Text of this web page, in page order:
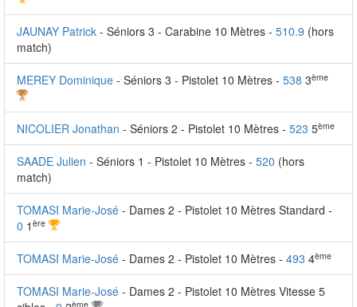
JAUNAY Patrick - Séniors 3 - Carabine 10 Mètres - 510.9 (hors
match)
MEREY Dominique - Séniors 3 - Pistolet 10 Mètres - 538 3ème
NICOLIER Jonathan - Séniors 2 - Pistolet 10 Mètres - 523 5ème
SAADE Julien - Séniors 1 - Pistolet 10 Mètres - 520 (hors
match)
TOMASI Marie-José - Dames 2 - Pistolet 10 Mètres Standard -
0 1 ère
TOMASI Marie-José - Dames 2 - Pistolet 10 Mètres - 493 4ème
TOMASI Marie-José - Dames 2 - Pistolet 10 Mètres Vitesse 5
ème